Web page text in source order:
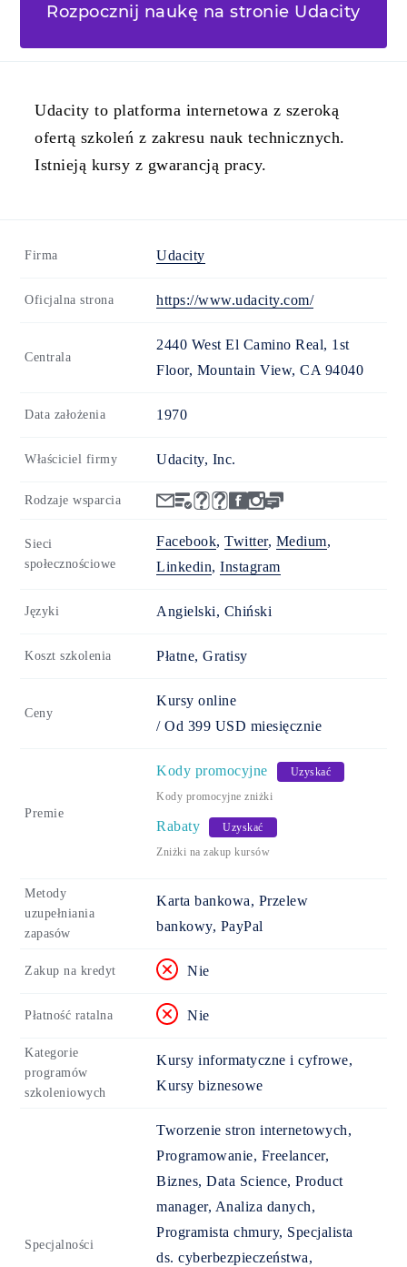
Rozpocznij naukę na stronie Udacity
Udacity to platforma internetowa z szeroką
ofertą szkoleń z zakresu nauk technicznych.
Istnieją kursy z gwarancją pracy.
Firma Udacity
Oficjalna strona https://www.udacity.com/
Centrala
2440 West El Camino Real, 1st
Floor, Mountain View, CA 94040
Data założenia 1970
Właściciel firmy Udacity, Inc.
Rodzaje wsparcia
Sieci
społecznościowe
Facebook, Twitter, Medium,
Linkedin, Instagram
Języki Angielski, Chiński
Koszt szkolenia Płatne, Gratisy
Ceny
Kursy online
/ Od 399 USD miesięcznie
Premie
Kody promocyjne
Uzyskać
Kody promocyjne zniżki
Rabaty
Uzyskać
Zniżki na zakup kursów
Metody
uzupełniania
zapasów
Karta bankowa, Przelew
bankowy, PayPal
Zakup na kredyt Nie
Płatność ratalna Nie
Kategorie
programów
szkoleniowych
Kursy informatyczne i cyfrowe,
Kursy biznesowe
Specjalności
Tworzenie stron internetowych,
Programowanie, Freelancer,
Biznes, Data Science, Product
manager, Analiza danych,
Programista chmury, Specjalista
ds. cyberbezpieczeństwa,